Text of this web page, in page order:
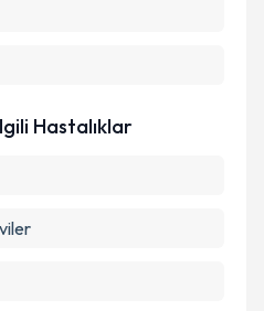
Gönder
Hastalıklar